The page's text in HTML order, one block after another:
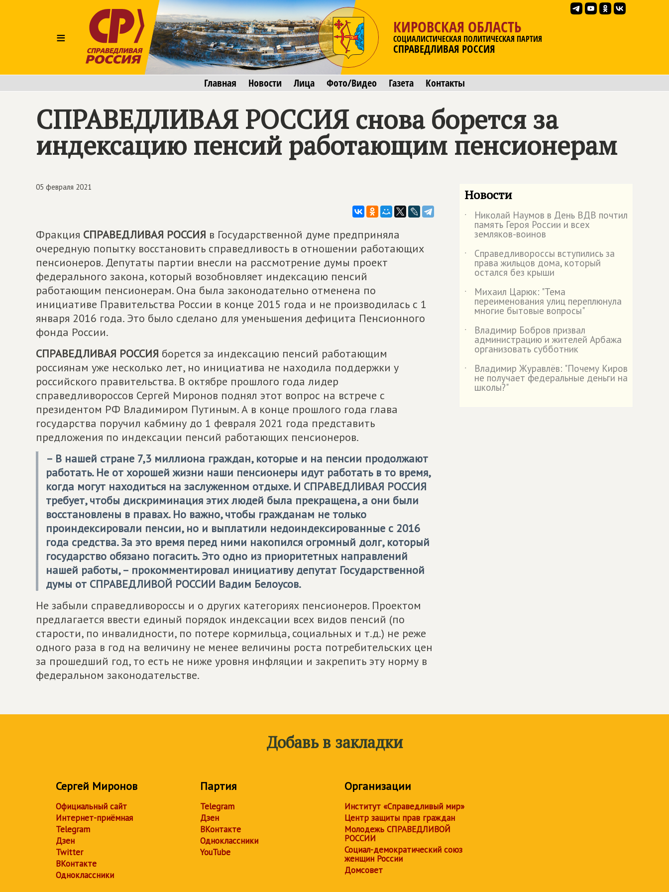
≡
КИРОВСКАЯ ОБЛАСТЬ
СОЦИАЛИСТИЧЕСКАЯ ПОЛИТИЧЕСКАЯ ПАРТИЯ
СПРАВЕДЛИВАЯ РОССИЯ
Главная Новости Лица Фото/Видео Газета Контакты
СПРАВЕДЛИВАЯ РОССИЯснова борется за
индексацию пенсий работающим пенсионерам
05 февраля 2021
Фракция СПРАВЕДЛИВАЯ РОССИЯ в Государственной думе предприняла
очередную попытку восстановить справедливость в отношении работающих
пенсионеров. Депутаты партии внесли на рассмотрение думы проект
федерального закона, который возобновляет индексацию пенсий
работающим пенсионерам. Она была законодательно отменена по
инициативе Правительства России в конце 2015 года и не производилась с 1
января 2016 года. Это было сделано для уменьшения дефицита Пенсионного
фонда России.
СПРАВЕДЛИВАЯ РОССИЯ борется за индексацию пенсий работающим
россиянам уже несколько лет, но инициатива не находила поддержки у
российского правительства. В октябре прошлого года лидер
справедливороссов Сергей Миронов поднял этот вопрос на встрече с
президентом РФ Владимиром Путиным. А в конце прошлого года глава
государства поручил кабмину до 1 февраля 2021 года представить
предложения по индексации пенсий работающих пенсионеров.
– В нашей стране 7,3 миллиона граждан, которые и на пенсии продолжают
работать. Не от хорошей жизни наши пенсионеры идут работать в то время,
когда могут находиться на заслуженном отдыхе. И СПРАВЕДЛИВАЯ РОССИЯ
требует, чтобы дискриминация этих людей была прекращена, а они были
восстановлены в правах. Но важно, чтобы гражданам не только
проиндексировали пенсии, но и выплатили недоиндексированные с 2016
года средства. За это время перед ними накопился огромный долг, который
государство обязано погасить. Это одно из приоритетных направлений
нашей работы, – прокомментировал инициативу депутат Государственной
думы от СПРАВЕДЛИВОЙ РОССИИ Вадим Белоусов.
Не забыли справедливороссы и о других категориях пенсионеров. Проектом
предлагается ввести единый порядок индексации всех видов пенсий (по
старости, по инвалидности, по потере кормильца, социальных и т.д.) не реже
одного раза в год на величину не менее величины роста потребительских цен
за прошедший год, то есть не ниже уровня инфляции и закрепить эту норму в
федеральном законодательстве.
Новости
˙ Николай Наумов в День ВДВ почтил
память Героя России и всех
земляков-воинов
˙
Справедливороссы вступились за
права жильцов дома, который
остался без крыши
˙
Михаил Царюк: "Тема
переименования улиц переплюнула
многие бытовые вопросы"
˙
Владимир Бобров призвал
администрацию и жителей Арбажа
организовать субботник
˙
Владимир Журавлёв: "Почему Киров
не получает федеральные деньги на
школы?"
Добавь в закладки
Сергей Миронов
Официальный сайт
Интернет-приёмная
Telegram
Дзен
Twitter
ВКонтакте
Одноклассники
Партия
Telegram
Дзен
ВКонтакте
Одноклассники
YouTube
Организации
Институт «Справедливый мир»
Центр защиты прав граждан
Молодежь СПРАВЕДЛИВОЙ
РОССИИ
Социал-демократический союз
женщин России
Домсовет